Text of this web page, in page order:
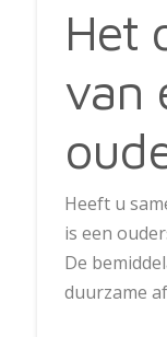
Het
van
Heeft u
is een
De
duurzame